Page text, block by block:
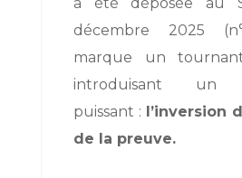
décembre 2025
marque un
introduisant un
puissant : l’inversion
de la preuve.